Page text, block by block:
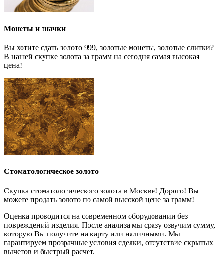
Монеты и значки
Вы хотите сдать золото 999, золотые монеты, золотые слитки?
В нашей скупке золота за грамм на сегодня самая высокая
цена!
Стоматологическое золото
Скупка стоматологического золота в Москве! Дорого! Вы
можете продать золото по самой высокой цене за грамм!
Оценка проводится на современном оборудовании без
повреждений изделия. После анализа мы сразу озвучим сумму,
которую Вы получите на карту или наличными. Мы
гарантируем прозрачные условия сделки, отсутствие скрытых
вычетов и быстрый расчет.